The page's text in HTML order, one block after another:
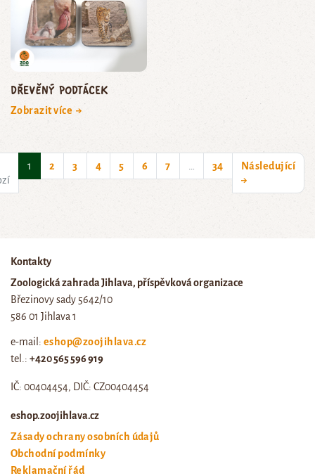
Dřevěný podtácek
Zobrazit více →
1 (current)
2 3 4 5 6 7 34
Následující
→
Kontakty
Zoologická zahrada Jihlava, příspěvková organizace
Březinovy sady 5642/10
586 01 Jihlava 1
e-mail: eshop@zoojihlava.cz
tel.: +420 565 596 919
IČ: 00404454, DIČ: CZ00404454
eshop.zoojihlava.cz
Zásady ochrany osobních údajů
Obchodní podmínky
Reklamační řád